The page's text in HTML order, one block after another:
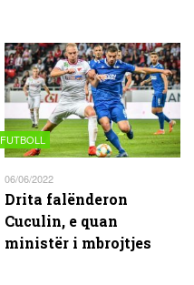
FUTBOLL
06/06/2022
Drita falënderon
Cuculin, e quan
ministër i mbrojtjes